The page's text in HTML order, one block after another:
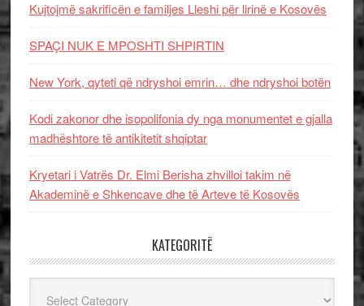
Kujtojmë sakrificën e familjes Lleshi për lirinë e Kosovës
SPAÇI NUK E MPOSHTI SHPIRTIN
New York, qyteti që ndryshoi emrin… dhe ndryshoi botën
Kodi zakonor dhe isopolifonia dy nga monumentet e gjalla
madhështore të antikitetit shqiptar
Kryetari i Vatrës Dr. Elmi Berisha zhvilloi takim në
Akademinë e Shkencave dhe të Arteve të Kosovës
KATEGORITË